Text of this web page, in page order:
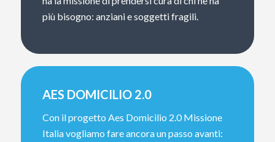
più bisogno: anziani e soggetti fragili.
AES DOMICILIO 2.0
Con il progetto Aes Domicilio 2.0 Missione
Italia vogliamo fare ancora un passo avanti: